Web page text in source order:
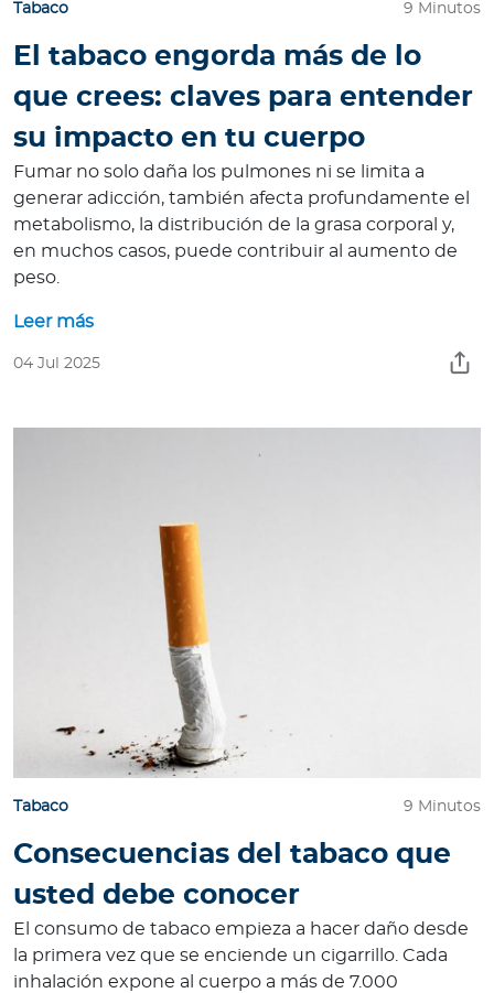
Tabaco 9 Minutos
El tabaco engorda más de lo
que crees: claves para entender
su impacto en tu cuerpo
Fumar no solo daña los pulmones ni se limita a
generar adicción, también afecta profundamente el
metabolismo, la distribución de la grasa corporal y,
en muchos casos, puede contribuir al aumento de
peso.
Leer más
04 Jul 2025
Tabaco 9 Minutos
Consecuencias del tabaco que
usted debe conocer
El consumo de tabaco empieza a hacer daño desde
la primera vez que se enciende un cigarrillo. Cada
inhalación expone al cuerpo a más de 7.000